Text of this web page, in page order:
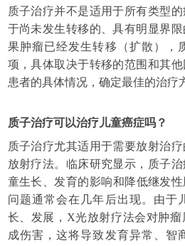
质子治疗并不是适用于所有类型
于尚未发生转移的、具有明显界
果肿瘤已经发生转移（扩散），
项，具体取决于转移的范围和其
患者的具体情况，确定最佳的治疗
质子治疗可以治疗儿童癌症吗？
质子治疗尤其适用于需要放射治
放射疗法。临床研究显示，质子
童生长、发育的影响和降低继发
问题通常会在几年后出现。由于
长、发展，X光放射疗法会对肿
成伤害，这将导致发育异常、智